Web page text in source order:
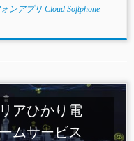
ンアプリ Cloud Softphone
アひかり電
ムサービス